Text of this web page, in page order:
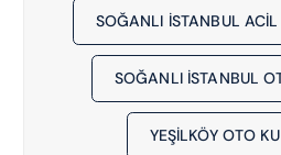
SOĞANLI İSTANBUL
SOĞANLI İSTANBUL
YEŞILKÖY OTO